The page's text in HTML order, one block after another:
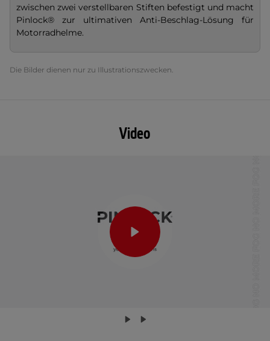
zwischen zwei verstellbaren Stiften befestigt und macht
Pinlock® zur ultimativen Anti-Beschlag-Lösung für
Motorradhelme.
Die Bilder dienen nur zu Illustrationszwecken.
Video